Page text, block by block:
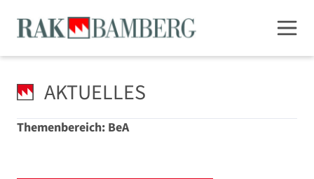
AKTUELLES
Themenbereich: BeA